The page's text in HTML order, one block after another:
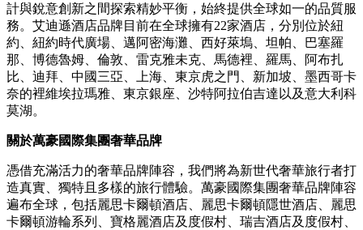
計與銳意創新之間探索精妙平衡，始終提供全球如一的品質服
務。艾迪遜酒店品牌目前在全球擁有22家酒店，分別位於紐
約、紐約時代廣場、邁阿密海灘、西好萊塢、坦帕、巴塞羅
那、博德魯姆、倫敦、雷克雅未克、馬德裡、羅馬、阿布扎
比、迪拜、中國三亞、上海、東京虎之門、新加坡、墨西哥卡
奈的裡維埃拉瑪雅、東京銀座、沙特阿拉伯吉達以及意大利科
莫湖。
關於萬豪國際集團奢華品牌
憑借充滿活力的奢華品牌陣容，我們將為新世代奢華旅行者打
造真實、獨特且多樣的旅行體驗。萬豪國際集團奢華品牌陣容
遍布全球，包括麗思卡爾頓酒店、麗思卡爾頓隱世酒店、麗思
卡爾頓游輪系列、寶格麗酒店及度假村、瑞吉酒店及度假村、